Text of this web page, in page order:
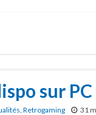
sur
Retrogaming 31